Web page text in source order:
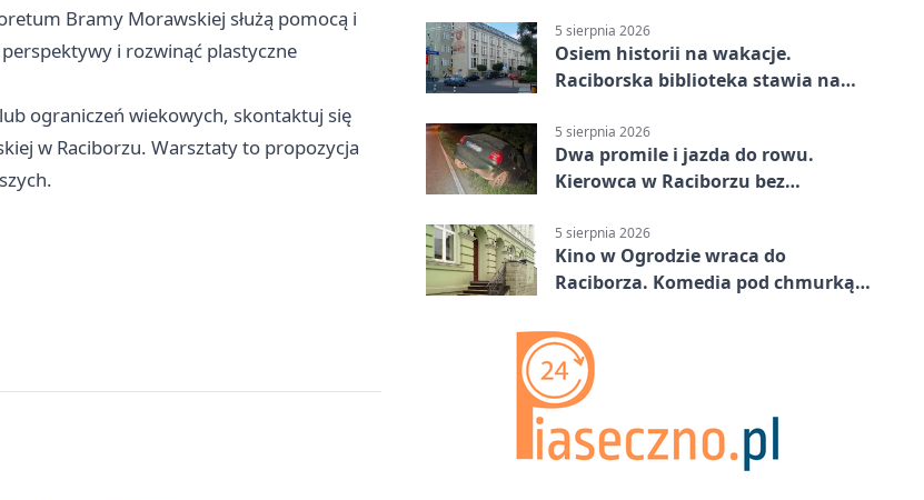
Bramy Morawskiej służą pomocą i
i rozwinąć plastyczne
ograniczeń wiekowych, skontaktuj się
w Raciborzu. Warsztaty to propozycja
5 sierpnia 2026
Osiem historii na wakacje.
Raciborska biblioteka stawia na
5 sierpnia 2026
Dwa promile i jazda do rowu.
Kierowca w Raciborzu bez
5 sierpnia 2026
Kino w Ogrodzie wraca do
Raciborza. Komedia pod chmurką